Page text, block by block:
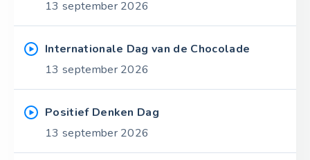
13 september 2026
Internationale Dag van de Chocolade
13 september 2026
Positief Denken Dag
13 september 2026